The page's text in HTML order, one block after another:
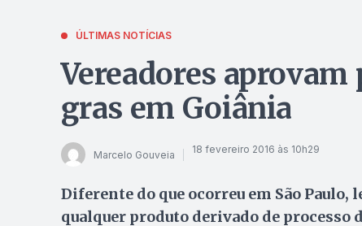
ÚLTIMAS NOTÍCIAS
Vereadores
gras em Goiânia
Marcelo Gouveia 18 fevereiro 2016 às 10h29
Diferente do que ocorreu em São
qualquer produto derivado de processo